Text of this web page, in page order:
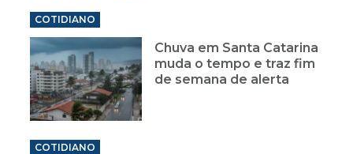
COTIDIANO
Chuva em Santa Catarina
muda o tempo e traz fim
de semana de alerta
COTIDIANO